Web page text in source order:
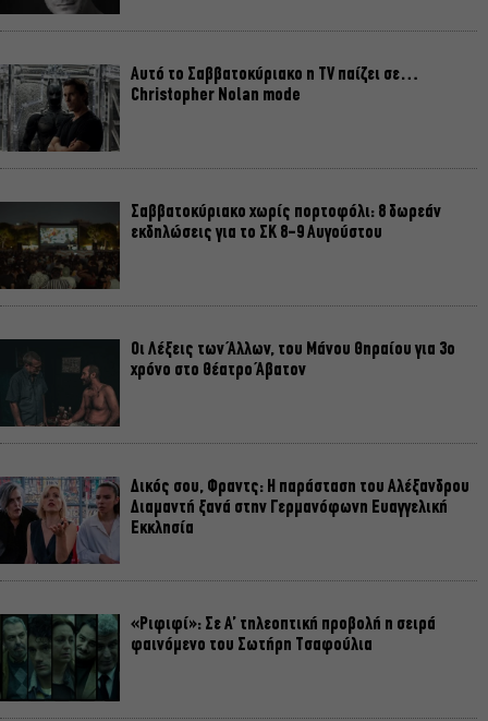
Αυτό το Σαββατοκύριακο η TV παίζει σε…
Christopher Nolan mode
Σαββατοκύριακο χωρίς πορτοφόλι: 8 δωρεάν
εκδηλώσεις για το ΣΚ 8-9 Αυγούστου
Οι Λέξεις των Άλλων, του Μάνου Θηραίου για 3ο
χρόνο στο Θέατρο Άβατον
Δικός σου, Φραντς: Η παράσταση του Αλέξανδρου
Διαμαντή ξανά στην Γερμανόφωνη Ευαγγελική
Εκκλησία
«Ριφιφί»: Σε Α’ τηλεοπτική προβολή η σειρά
φαινόμενο του Σωτήρη Τσαφούλια